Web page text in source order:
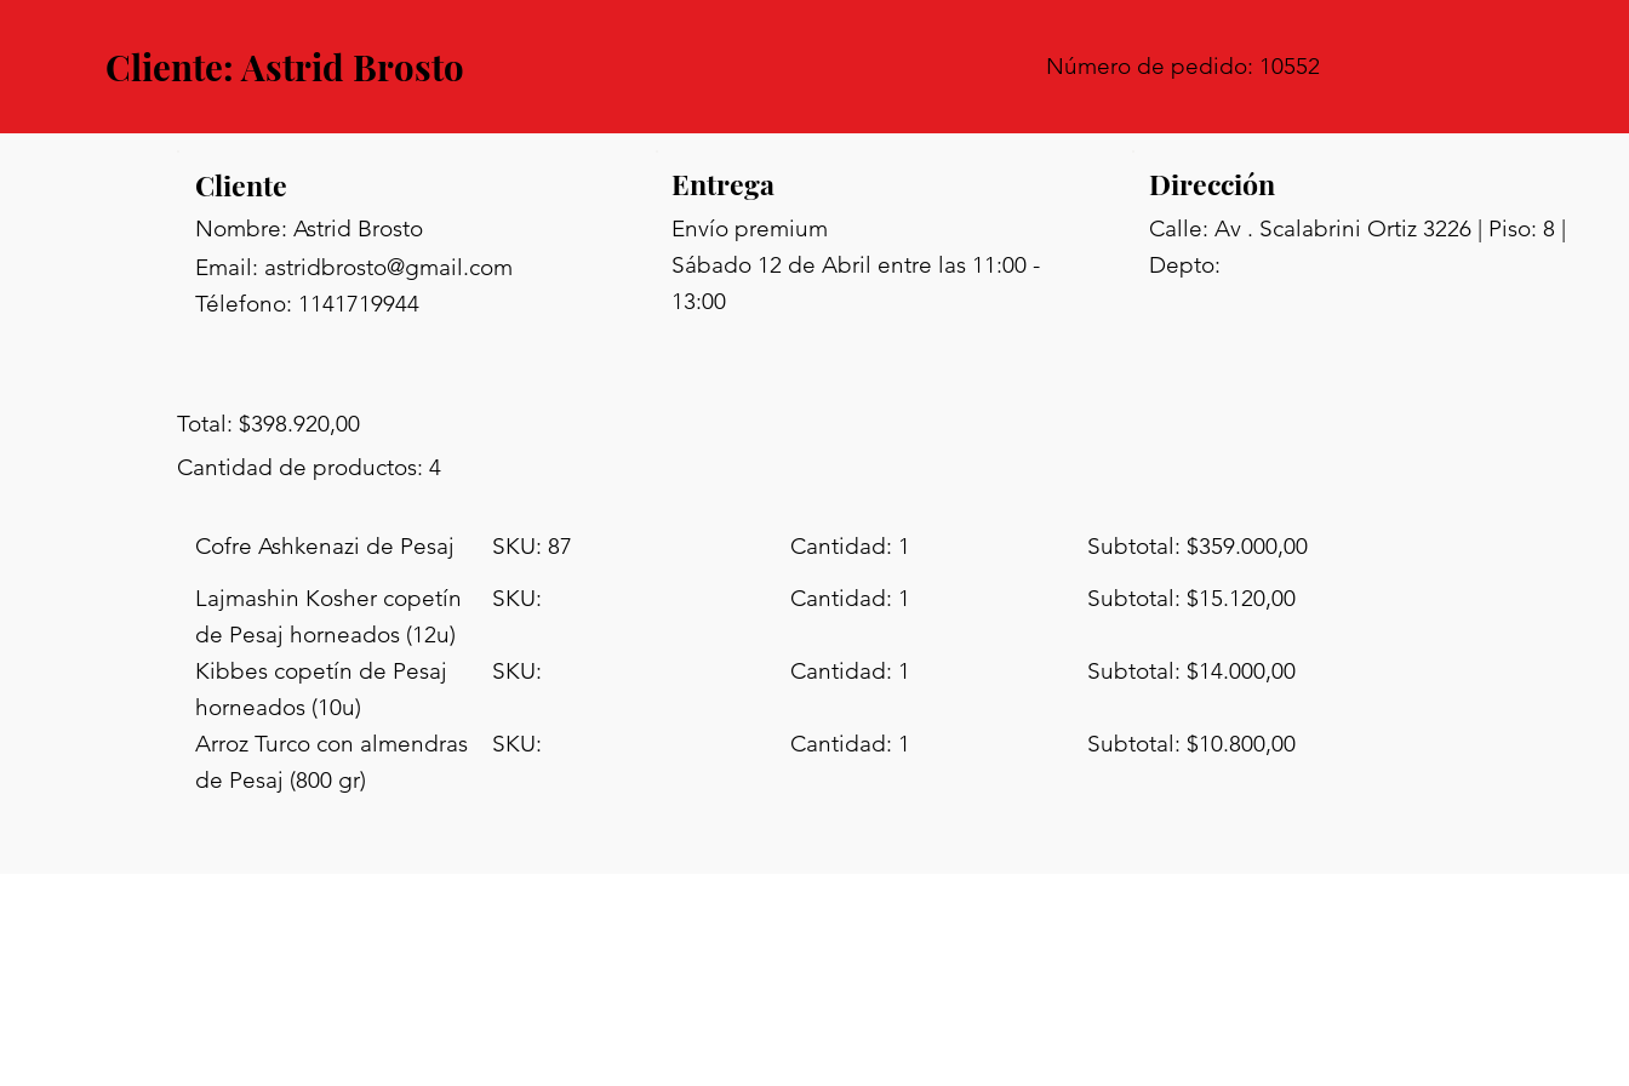
Cliente: Astrid Brosto Número de pedido: 10552
Cliente
Nombre: Astrid Brosto
Email: astridbrosto@gmail.com
Télefono: 1141719944
Entrega
Envío premium
Sábado 12 de Abril entre las 11:00 -
13:00
Dirección
Calle: Av . Scalabrini Ortiz 3226 | Piso: 8 |
Depto:
Total: $398.920,00
Cantidad de productos: 4
Cofre Ashkenazi de Pesaj SKU: 87 Cantidad: 1
Subtotal: $359.000,00
Lajmashin Kosher copetín
de Pesaj horneados (12u)
SKU: Cantidad: 1 Subtotal: $15.120,00
Kibbes copetín de Pesaj
horneados (10u)
SKU: Cantidad: 1 Subtotal: $14.000,00
Arroz Turco con almendras
de Pesaj (800 gr)
SKU: Cantidad: 1 Subtotal: $10.800,00